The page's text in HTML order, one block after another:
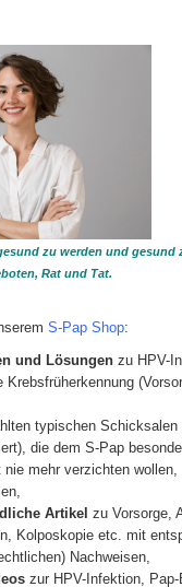
zu werden und gesund
Rat und Tat.
S-Pap Shop:
und Lösungen zu HPV-
typischen Schicksalen
die dem S-Pap
mehr verzichten wollen,
Artikel zu Vorsorge,
Kolposkopie etc. mit
Nachweisen,
zur HPV-Infektion,